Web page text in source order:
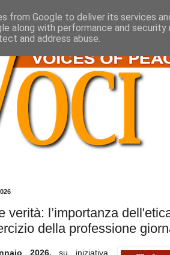
verità: l’importanza
della professione
2026, su iniziativa
from Google to deliver its services
along with performance and
and address abuse.